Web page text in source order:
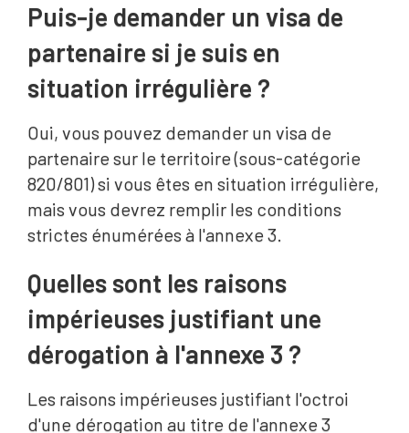
Puis-je demander un visa de
partenaire si je suis en
situation irrégulière ?
Oui, vous pouvez demander un visa de
partenaire sur le territoire (sous-catégorie
820/801) si vous êtes en situation irrégulière,
mais vous devrez remplir les conditions
strictes énumérées à l'annexe 3.
Quelles sont les raisons
impérieuses justifiant une
dérogation à l'annexe 3 ?
Les raisons impérieuses justifiant l'octroi
d'une dérogation au titre de l'annexe 3